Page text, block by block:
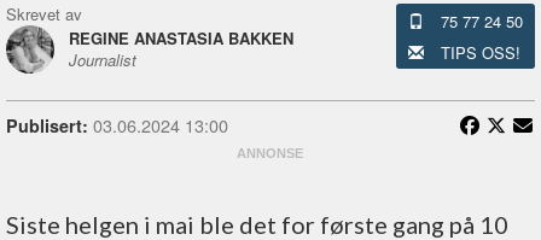
Skrevet av
REGINE ANASTASIA BAKKEN
Journalist
75 77 24 50
TIPS OSS!
Publisert: 03.06.2024 13:00
Siste helgen i mai ble det for første gang på 10